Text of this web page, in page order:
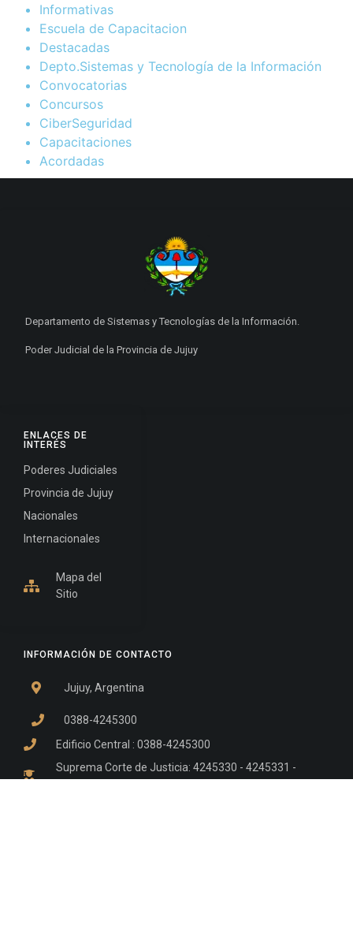
Informativas
Escuela de Capacitacion
Destacadas
Depto.Sistemas y Tecnología de la Información
Convocatorias
Concursos
CiberSeguridad
Capacitaciones
Acordadas
INFORMACIÓN DE CONTACTO
Jujuy, Argentina
0388-4245300
Edificio Central : 0388-4245300
Suprema Corte de Justicia: 4245330 - 4245331 -
4245332 - 4245334 - 4245335
ENLACES DE
INTERÉS
Poderes Judiciales
Provincia de Jujuy
Nacionales
Internacionales
Mapa del
Sitio
Departamento de Sistemas y Tecnologías de la Información.
Poder Judicial de la Provincia de Jujuy